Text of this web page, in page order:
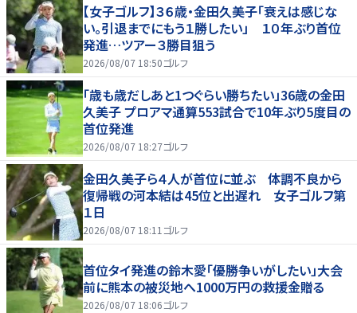
【女子ゴルフ】３６歳・金田久美子「衰えは感じな
い。引退までにもう１勝したい」 １０年ぶり首位
発進…ツアー３勝目狙う
2026/08/07 18:50ゴルフ
「歳も歳だしあと1つぐらい勝ちたい」36歳の金田
久美子 プロアマ通算553試合で10年ぶり5度目の
首位発進
2026/08/07 18:27ゴルフ
金田久美子ら４人が首位に並ぶ 体調不良から
復帰戦の河本結は45位と出遅れ 女子ゴルフ第
１日
2026/08/07 18:11 ゴルフ
首位タイ発進の鈴木愛「優勝争いがしたい」大会
前に熊本の被災地へ1000万円の救援金贈る
2026/08/07 18:06ゴルフ